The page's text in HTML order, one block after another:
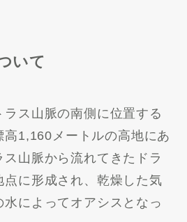
いて
ス山脈の南側に位置する
高1,160メートルの高地にあ
山脈から流れてきたドラ
に形成され、乾燥した気
によってオアシスとなっ